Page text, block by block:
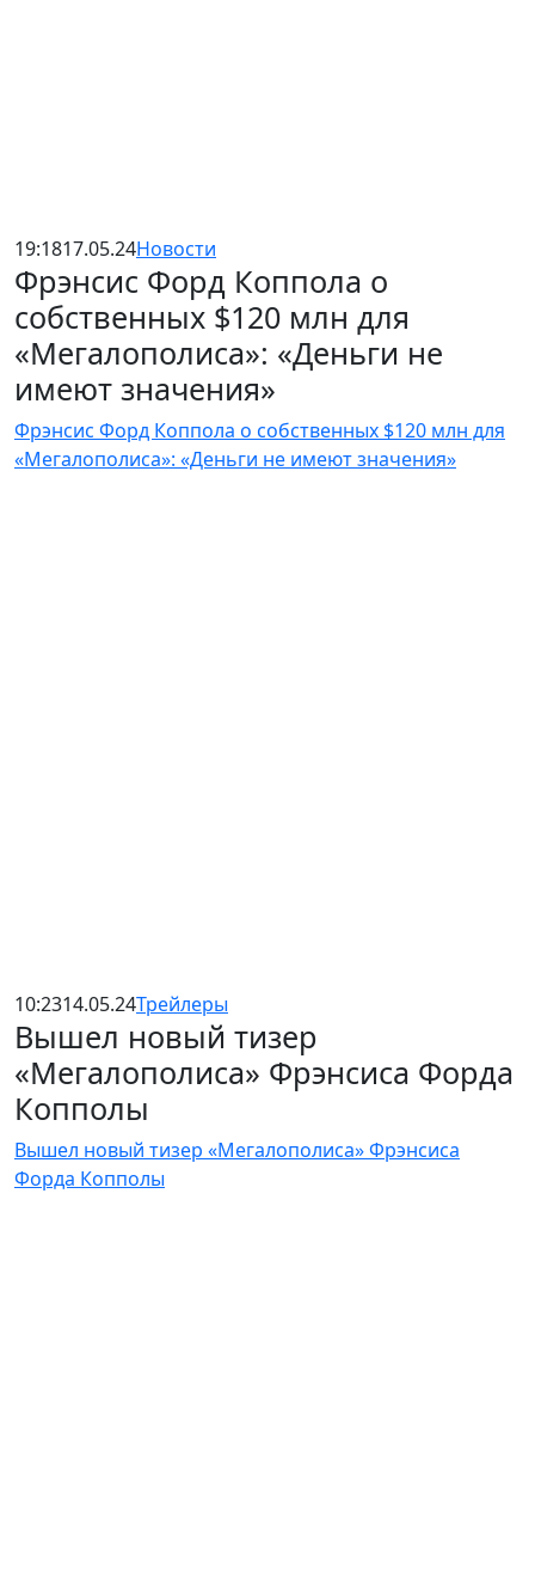
19:1817.05.24Новости
Фрэнсис Форд Коппола о
собственных $120 млн для
«Мегалополиса»: «Деньги не
имеют значения»
Фрэнсис Форд Коппола о собственных $120 млн для
«Мегалополиса»: «Деньги не имеют значения»
10:2314.05.24Трейлеры
Вышел новый тизер
«Мегалополиса» Фрэнсиса Форда
Копполы
Вышел новый тизер «Мегалополиса» Фрэнсиса
Форда Копполы